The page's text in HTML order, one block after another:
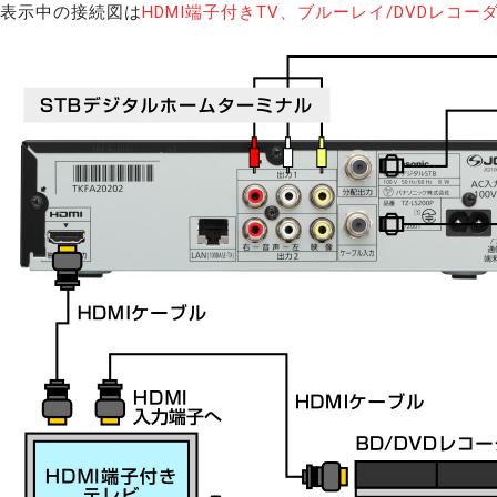
表示中の接続図はHDMI端子付きTV、 ブルーレイ/DVDレコー